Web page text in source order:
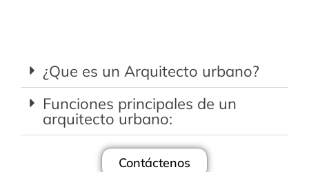
¿Que es un Arquitecto urbano?
Funciones principales de un
arquitecto urbano:
Contáctenos